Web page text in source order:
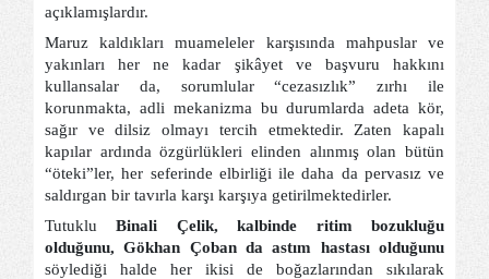
açıklamışlardır.
Maruz kaldıkları muameleler karşısında mahpuslar ve
yakınları her ne kadar şikâyet ve başvuru hakkını
kullansalar da, sorumlular “cezasızlık” zırhı ile
korunmakta, adli mekanizma bu durumlarda adeta kör,
sağır ve dilsiz olmayı tercih etmektedir. Zaten kapalı
kapılar ardında özgürlükleri elinden alınmış olan bütün
“öteki”ler, her seferinde elbirliği ile daha da pervasız ve
saldırgan bir tavırla karşı karşıya getirilmektedirler.
TutukluBinali Çelik, kalbinde ritim bozukluğu
olduğunu, Gökhan Çoban da astım hastası olduğunu
söylediği halde her ikisi de boğazlarından sıkılarak